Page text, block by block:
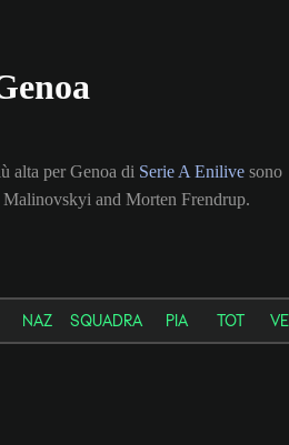
alta per Genoa di Serie A Enilive sono
and Morten Frendrup.
NAZ SQUADRA PIA TOT